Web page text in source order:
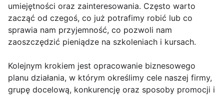
umiejętności oraz zainteresowania. Często warto
zacząć od czegoś, co już potrafimy robić lub co
sprawia nam przyjemność, co pozwoli nam
zaoszczędzić pieniądze na szkoleniach i kursach.
Kolejnym krokiem jest opracowanie biznesowego
planu działania, w którym określimy cele naszej firmy,
grupę docelową, konkurencję oraz sposoby promocji i